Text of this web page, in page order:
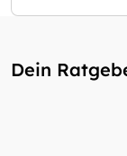
Dein